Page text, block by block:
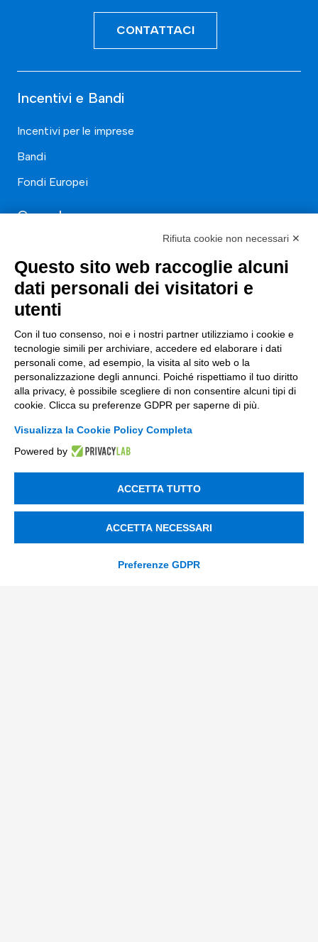
CONTATTACI
Incentivi e Bandi
Incentivi per le imprese
Bandi
Fondi Europei
Consulenza
Finanza
Nuovi Mercati
Digital Marketing
Data & BI
Trasformazione Digitale
Compliance Normativa Integrata
Soluzioni Digitali
Soluzioni Custom
Rifiuta cookie non necessari ✕
Questo sito web raccoglie alcuni
dati personali dei visitatori e
utenti
Con il tuo consenso, noi e i nostri partner utilizziamo i cookie e
tecnologie simili per archiviare, accedere ed elaborare i dati
personali come, ad esempio, la visita al sito web o la
personalizzazione degli annunci. Poiché rispettiamo il tuo diritto
alla privacy, è possibile scegliere di non consentire alcuni tipi di
cookie. Clicca su preferenze GDPR per saperne di più.
Visualizza la Cookie Policy Completa
Powered by
ACCETTA TUTTO
ACCETTA NECESSARI
Preferenze GDPR